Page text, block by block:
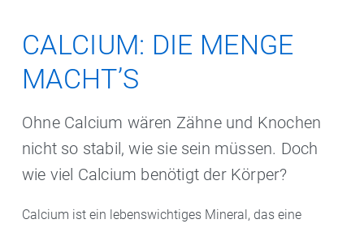
CALCIUM: DIE MENGE
MACHT’S
Ohne Calcium wären Zähne und Knochen
nicht so stabil, wie sie sein müssen. Doch
wie viel Calcium benötigt der Körper?
Calcium ist ein lebenswichtiges Mineral, das eine